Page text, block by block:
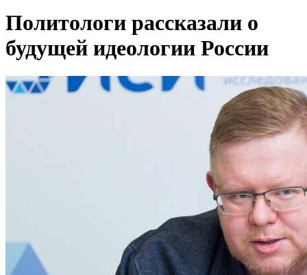
Политологи рассказали о
будущей идеологии России